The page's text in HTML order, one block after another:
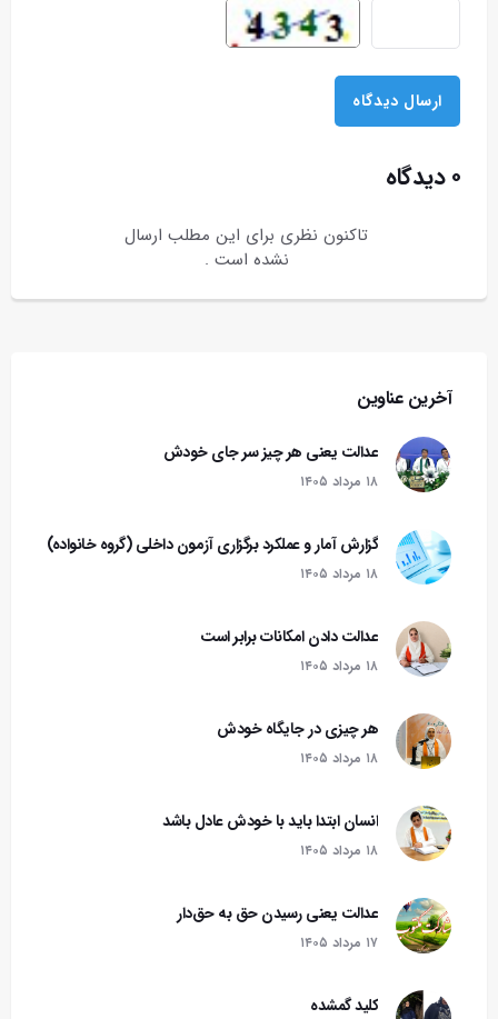
۰ دیدگاه
تاکنون نظری برای این مطلب ارسال
نشده است .
آخرین عناوین
عدالت یعنی هر چیز سر جای خودش
۱۸ مرداد ۱۴۰۵
گزارش آمار و عملکرد برگزاری آزمون داخلی (گروه خانواده)
۱۸ مرداد ۱۴۰۵
عدالت دادن امکانات برابر است
۱۸ مرداد ۱۴۰۵
هر چیزی در جایگاه خودش
۱۸ مرداد ۱۴۰۵
انسان ابتدا باید با خودش عادل باشد
۱۸ مرداد ۱۴۰۵
عدالت یعنی رسیدن حق به حق‌دار
۱۷ مرداد ۱۴۰۵
کلید گمشده